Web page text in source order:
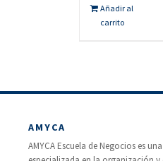
Añadir al
carrito
AMYCA
AMYCA Escuela de Negocios es